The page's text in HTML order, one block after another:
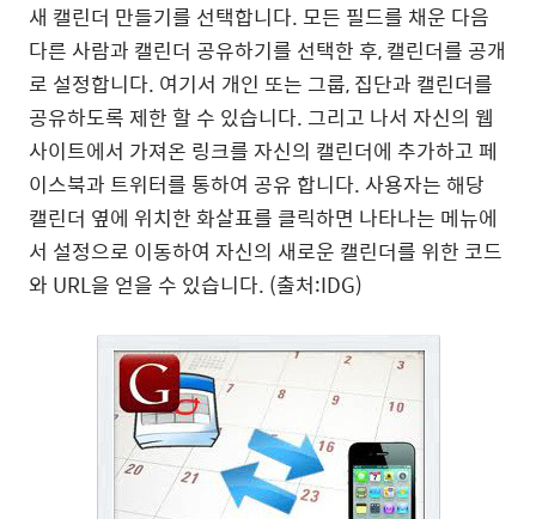
새 캘린더 만들기를 선택합니다. 모든 필드를 채운 다음
다른 사람과 캘린더 공유하기를 선택한 후, 캘린더를 공개
로 설정합니다. 여기서 개인 또는 그룹, 집단과 캘린더를
공유하도록 제한 할 수 있습니다. 그리고 나서 자신의 웹
사이트에서 가져온 링크를 자신의 캘린더에 추가하고 페
이스북과 트위터를 통하여 공유 합니다. 사용자는 해당
캘린더 옆에 위치한 화살표를 클릭하면 나타나는 메뉴에
서 설정으로 이동하여 자신의 새로운 캘린더를 위한 코드
와 URL을 얻을 수 있습니다. (출처:IDG)